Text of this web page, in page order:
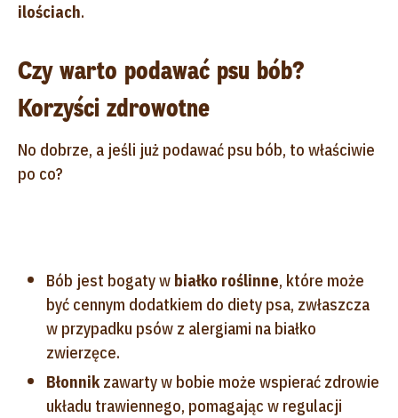
ilościach.
Czy warto podawać psu bób?
Korzyści zdrowotne
No dobrze, a jeśli już podawać psu bób, to właściwie
po co?
Bób jest bogaty w białko roślinne, które może
być cennym dodatkiem do diety psa, zwłaszcza
w przypadku psów z alergiami na białko
zwierzęce.
Błonnikzawarty w bobie może wspierać zdrowie
układu trawiennego, pomagając w regulacji